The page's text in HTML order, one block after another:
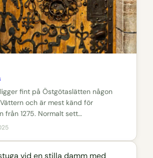
fint på Östgötaslätten någon
och är mest känd för
från 1275. Normalt sett…